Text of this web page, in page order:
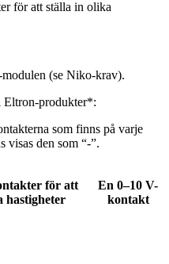
för att ställa in olika
(se Niko-krav).
Eltron-produkter*:
som finns på varje
visas den som “-”.
för att
hastigheter
En 0–10 V-
kontakt